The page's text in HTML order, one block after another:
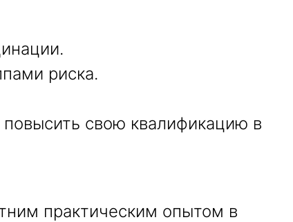
риска.
свою квалификацию в
практическим опытом в